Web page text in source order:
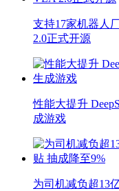
支持17家机器人
2.0正式开源
性能大提升
成游戏
为司机减负超13